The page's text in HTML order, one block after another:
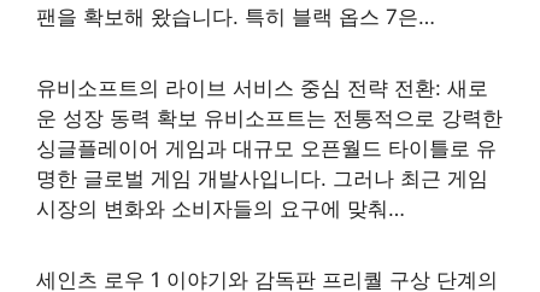
팬을 확보해 왔습니다. 특히 블랙 옵스 7은…
유비소프트의 라이브 서비스 중심 전략 전환: 새로
운 성장 동력 확보 유비소프트는 전통적으로 강력한
싱글플레이어 게임과 대규모 오픈월드 타이틀로 유
명한 글로벌 게임 개발사입니다. 그러나 최근 게임
시장의 변화와 소비자들의 요구에 맞춰…
세인츠 로우 1 이야기와 감독판 프리퀄 구상 단계의